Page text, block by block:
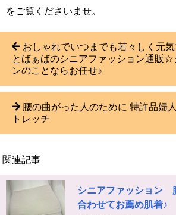
をご覧くださいませ。
おしゃれでいつまでも若々しく元
とばぁばのシニアファッション通販☆
ンのことならお任せ♪
腰の曲がった人のために 特許品婦
トレッチ
関連記事
シニアファッション
合わせてお薦め肌着♪